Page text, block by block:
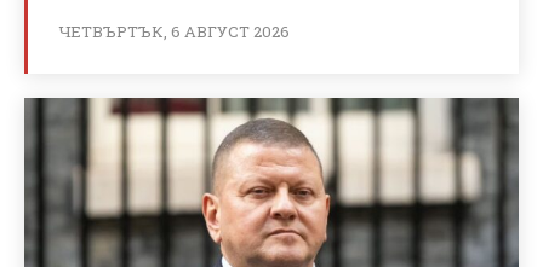
ЧЕТВЪРТЪК, 6 АВГУСТ 2026